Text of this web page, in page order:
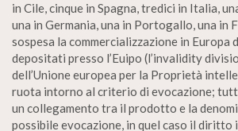
in Cile, cinque in Spagna, tredici in Italia,
una in Germania, una in Portogallo, una in
sospesa la commercializzazione in Europa
depositati presso l’Euipo (l’invalidity
dell’Unione europea per la Proprietà
ruota intorno al criterio di evocazione;
un collegamento tra il prodotto e la
possibile evocazione, in quel caso il diritto